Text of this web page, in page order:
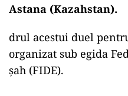
Astana (Kazahstan).
drul acestui duel
organizat sub egida
şah (FIDE).